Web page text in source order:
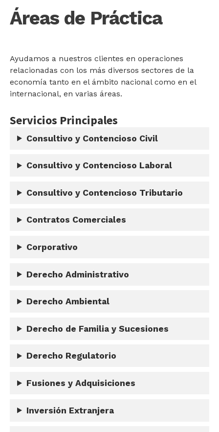
Áreas de Práctica
Ayudamos a nuestros clientes en operaciones
relacionadas con los más diversos sectores de la
economía tanto en el ámbito nacional como en el
internacional, en varias áreas.
Servicios Principales
Consultivo y Contencioso Civil
Consultivo y Contencioso Laboral
Consultivo y Contencioso Tributario
Contratos Comerciales
Corporativo
Derecho Administrativo
Derecho Ambiental
Derecho de Familia y Sucesiones
Derecho Regulatorio
Fusiones y Adquisiciones
Inversión Extranjera